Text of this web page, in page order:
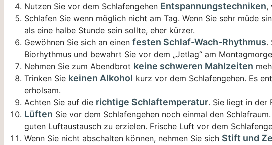
Nutzen Sie vor dem Schlafengehen Entspannungstechniken,
Schlafen Sie wenn möglich nicht am Tag. Wenn Sie sehr müde
als eine halbe Stunde sein sollte, eher kürzer.
Gewöhnen Sie sich an einen festen Schlaf-Wach-Rhythmus.
Biorhythmus und bewahrt Sie vor dem „Jetlag“ am
Nehmen Sie zum Abendbrot keine schweren Mahlzeiten
Trinken Sie keinen Alkohol kurz vor dem Schlafengehen. Es
erholsam.
Achten Sie auf die richtige Schlaftemperatur. Sie liegt in der
Lüften Sie vor dem Schlafengehen noch einmal den
guten Luftaustausch zu erzielen. Frische Luft vor dem
Wenn Sie nicht abschalten können, nehmen Sie sich Stift und